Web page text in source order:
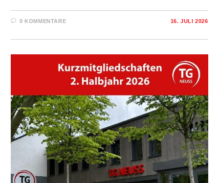
0 KOMMENTARE 16. JULI 2026